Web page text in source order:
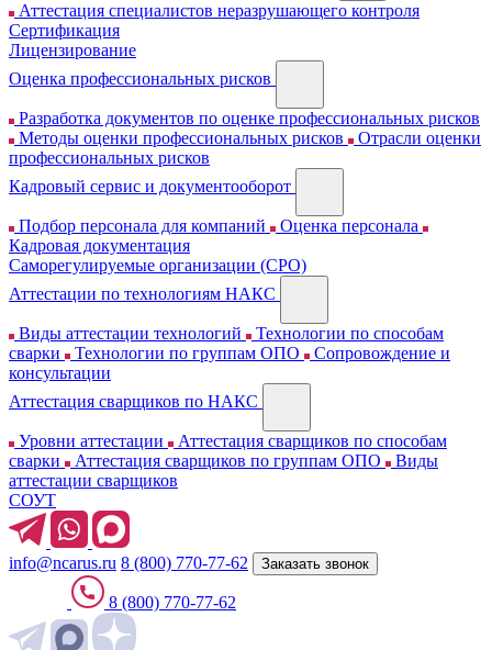
Аттестация специалистов неразрушающего контроля
Сертификация
Лицензирование
Оценка профессиональных рисков
Разработка документов по оценке профессиональных рисков
Методы оценки профессиональных рисков
Отрасли оценки
профессиональных рисков
Кадровый сервис и документооборот
Подбор персонала для компаний
Оценка персонала
Кадровая документация
Cаморегулируемые организации (СРО)
Аттестации по технологиям НАКС
Виды аттестации технологий
Технологии по способам
сварки
Технологии по группам ОПО
Сопровождение и
консультации
Аттестация сварщиков по НАКС
Уровни аттестации
Аттестация сварщиков по способам
сварки
Аттестация сварщиков по группам ОПО
Виды
аттестации сварщиков
СОУТ
info@ncarus.ru 8 (800) 770-77-62 Заказать звонок
8 (800) 770-77-62